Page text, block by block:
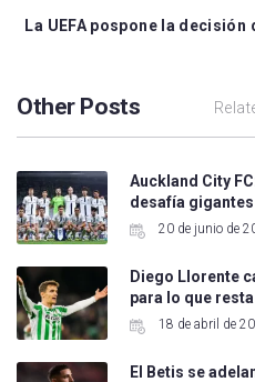
La UEFA pospone la
Other Posts
Auckland City
desafía
20 de junio de
Diego Llorente
para lo que
18 de abril de
El Betis se